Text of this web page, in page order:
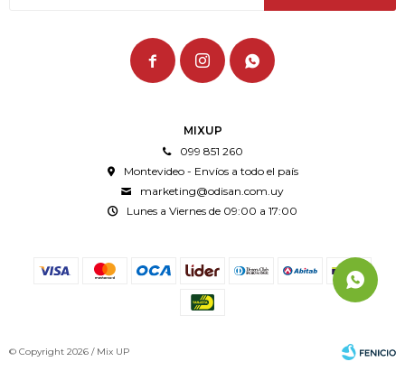
MIXUP
099 851 260
Montevideo - Envíos a todo el país
marketing@odisan.com.uy
Lunes a Viernes de 09:00 a 17:00
  
© Copyright 2026 / Mix UP